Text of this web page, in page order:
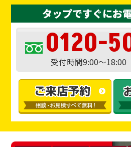
タップですぐにお
0120-
受付時間9:00～18:00